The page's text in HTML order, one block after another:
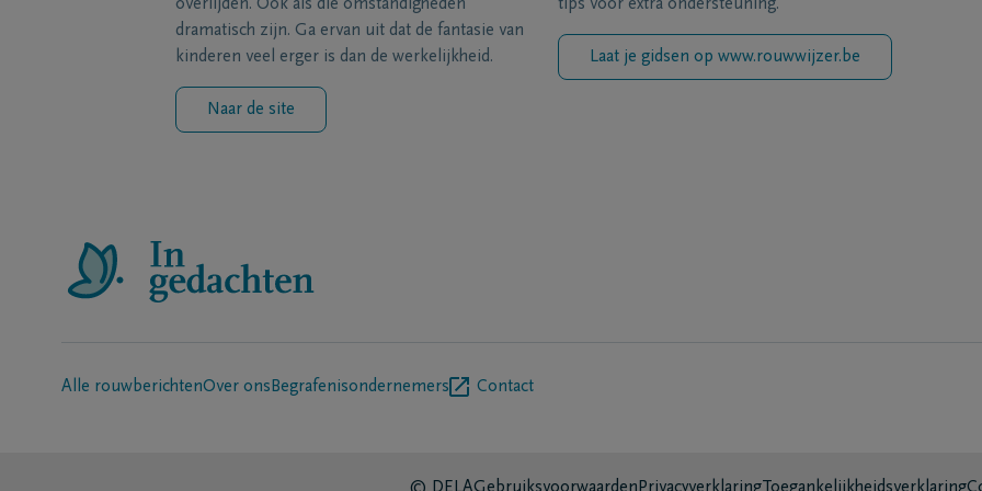
overlijden. Ook als die omstandigheden
dramatisch zijn. Ga ervan uit dat de fantasie van
kinderen veel erger is dan de werkelijkheid.
Naar de site
tips voor extra ondersteuning.
Laat je gidsen op www.rouwwijzer.be
Alle rouwberichtenOver ons Begrafenisondernemers Contact